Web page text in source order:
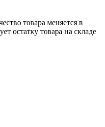
товара меняется в
остатку товара на складе